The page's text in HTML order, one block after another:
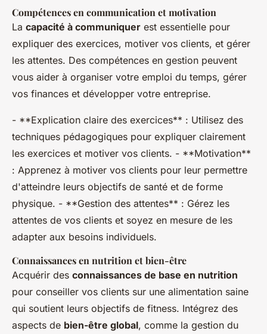
Compétences en communication et motivation
La capacité à communiquer est essentielle pour
expliquer des exercices, motiver vos clients, et gérer
les attentes. Des compétences en gestion peuvent
vous aider à organiser votre emploi du temps, gérer
vos finances et développer votre entreprise.
- **Explication claire des exercices** : Utilisez des
techniques pédagogiques pour expliquer clairement
les exercices et motiver vos clients. - **Motivation**
: Apprenez à motiver vos clients pour leur permettre
d'atteindre leurs objectifs de santé et de forme
physique. - **Gestion des attentes** : Gérez les
attentes de vos clients et soyez en mesure de les
adapter aux besoins individuels.
Connaissances en nutrition et bien-être
Acquérir des connaissances de base en nutrition
pour conseiller vos clients sur une alimentation saine
qui soutient leurs objectifs de fitness. Intégrez des
aspects de bien-être global, comme la gestion du